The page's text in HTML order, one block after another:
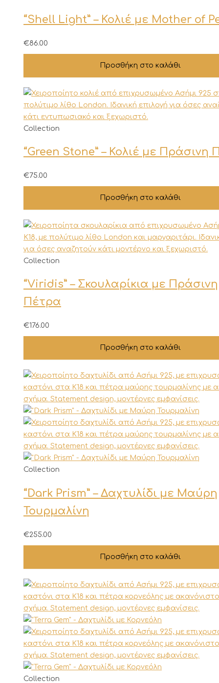
“Shell Light” – Κολιέ με Mother of
€86.00
Προσθήκη στο καλάθι
Collection
“Green Stone” – Κολιέ με Πράσινη
€75.00
Προσθήκη στο καλάθι
Collection
“Viridis” – Σκουλαρίκια με Πράσινη
Πέτρα
€176.00
Προσθήκη στο καλάθι
Collection
“Dark Prism” – Δαχτυλίδι με Μαύρη
Τουρμαλίνη
€255.00
Προσθήκη στο καλάθι
Collection